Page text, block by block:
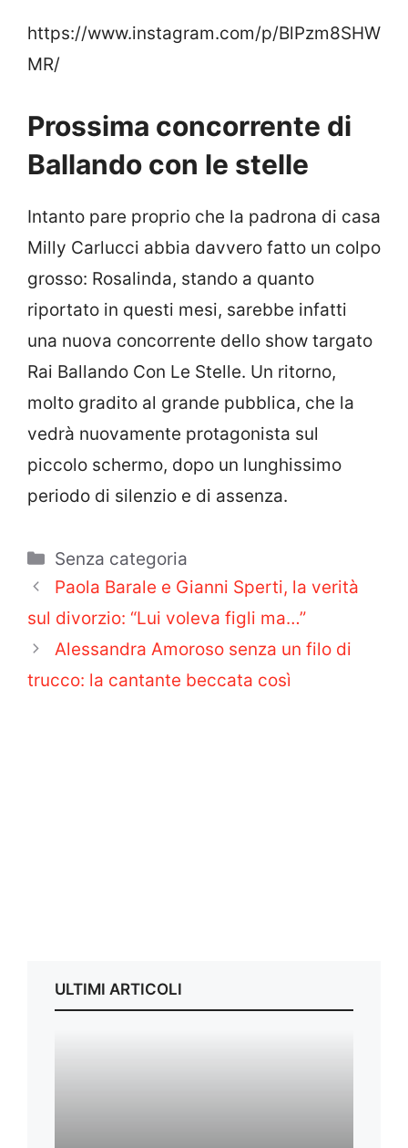
https://www.instagram.com/p/BlPzm8SHW
MR/
Prossima concorrente di
Ballando con le stelle
Intanto pare proprio che la padrona di casa
Milly Carlucci abbia davvero fatto un colpo
grosso: Rosalinda, stando a quanto
riportato in questi mesi, sarebbe infatti
una nuova concorrente dello show targato
Rai Ballando Con Le Stelle. Un ritorno,
molto gradito al grande pubblica, che la
vedrà nuovamente protagonista sul
piccolo schermo, dopo un lunghissimo
periodo di silenzio e di assenza.
Categorie
Senza categoria
Paola Barale e Gianni Sperti, la verità
sul divorzio: “Lui voleva figli ma…”
Alessandra Amoroso senza un filo di
trucco: la cantante beccata così
ULTIMI ARTICOLI